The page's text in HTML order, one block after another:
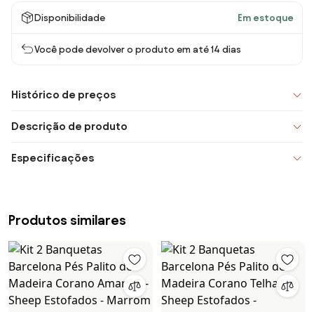
Disponibilidade Em estoque
Você pode devolver o produto em até 14 dias
Histórico de preços
Descrição de produto
Especificações
Produtos similares